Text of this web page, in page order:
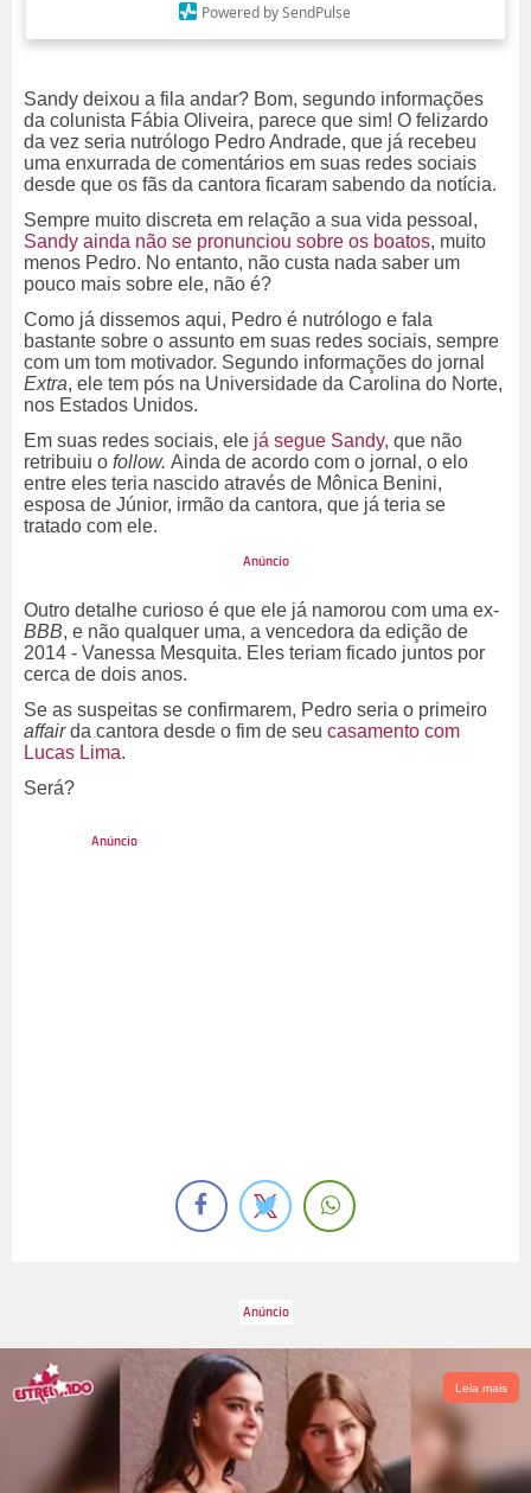
Powered by SendPulse
Sandy deixou a fila andar? Bom, segundo informações
da colunista Fábia Oliveira, parece que sim! O felizardo
da vez seria nutrólogo Pedro Andrade, que já recebeu
uma enxurrada de comentários em suas redes sociais
desde que os fãs da cantora ficaram sabendo da notícia.
Sempre muito discreta em relação a sua vida pessoal,
Sandy ainda não se pronunciou sobre os boatos, muito
menos Pedro. No entanto, não custa nada saber um
pouco mais sobre ele, não é?
Como já dissemos aqui, Pedro é nutrólogo e fala
bastante sobre o assunto em suas redes sociais, sempre
com um tom motivador. Segundo informações do jornal
Extra, ele tem pós na Universidade da Carolina do Norte,
nos Estados Unidos.
Em suas redes sociais, ele já segue Sandy, que não
retribuiu o follow. Ainda de acordo com o jornal, o elo
entre eles teria nascido através de Mônica Benini,
esposa de Júnior, irmão da cantora, que já teria se
tratado com ele.
Outro detalhe curioso é que ele já namorou com uma ex-
BBB, e não qualquer uma, a vencedora da edição de
2014 - Vanessa Mesquita. Eles teriam ficado juntos por
cerca de dois anos.
Se as suspeitas se confirmarem, Pedro seria o primeiro
affairda cantora desde o fim de seu casamento com
Lucas Lima.
Será?
Leia mais